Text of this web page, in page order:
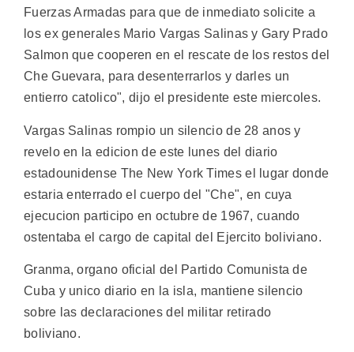
Fuerzas Armadas para que de inmediato solicite a
los ex generales Mario Vargas Salinas y Gary Prado
Salmon que cooperen en el rescate de los restos del
Che Guevara, para desenterrarlos y darles un
entierro catolico", dijo el presidente este miercoles.
Vargas Salinas rompio un silencio de 28 anos y
revelo en la edicion de este lunes del diario
estadounidense The New York Times el lugar donde
estaria enterrado el cuerpo del "Che", en cuya
ejecucion participo en octubre de 1967, cuando
ostentaba el cargo de capital del Ejercito boliviano.
Granma, organo oficial del Partido Comunista de
Cuba y unico diario en la isla, mantiene silencio
sobre las declaraciones del militar retirado
boliviano.